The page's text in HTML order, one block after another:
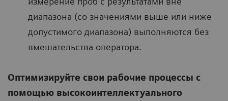
диапазона (со значениями выше или ниже
допустимого диапазона) выполняются без
вмешательства оператора.
Оптимизируйте свои рабочие процессы с
помощью высокоинтеллектуального